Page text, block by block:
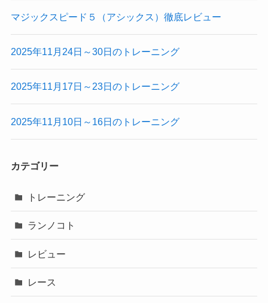
マジックスピード５（アシックス）徹底レビュー
2025年11月24日～30日のトレーニング
2025年11月17日～23日のトレーニング
2025年11月10日～16日のトレーニング
カテゴリー
トレーニング
ランノコト
レビュー
レース